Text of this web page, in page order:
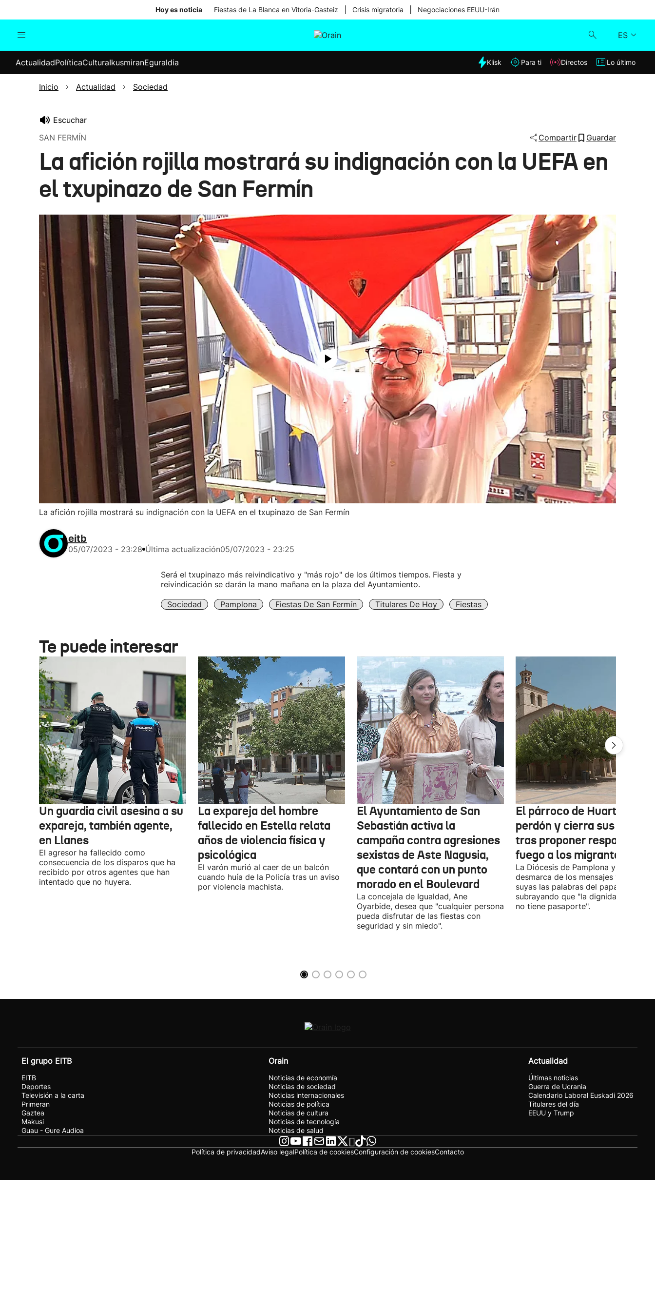
Hoy es noticia Fiestas de La Blanca en Vitoria-Gasteiz Crisis migratoria Negociaciones EEUU-Irán
ES
Internacional
Elecciones
Klisk
Lo último
ActualidadPolíticaCulturaIkusmiranEguraldia Klisk Para ti Directos Lo último
Inicio Actualidad Sociedad
Escuchar
SAN FERMÍN
Compartir Guardar
La afición rojilla mostrará su indignación con la UEFA en
el txupinazo de San Fermín
La afición rojilla mostrará su indignación con la UEFA en el txupinazo de San Fermín
eitb
05/07/2023 - 23:28 Última actualización05/07/2023 - 23:25
Será el txupinazo más reivindicativo y "más rojo" de los últimos tiempos. Fiesta y
reivindicación se darán la mano mañana en la plaza del Ayuntamiento.
Sociedad Pamplona Fiestas De San Fermín Titulares De Hoy Fiestas
Te puede interesar
Un guardia civil asesina a su
expareja, también agente,
en Llanes
El agresor ha fallecido como
consecuencia de los disparos que ha
recibido por otros agentes que han
intentado que no huyera.
La expareja del hombre
fallecido en Estella relata
años de violencia física y
psicológica
El varón murió al caer de un balcón
cuando huía de la Policía tras un aviso
por violencia machista.
El Ayuntamiento de San
Sebastián activa la
campaña contra agresiones
sexistas de Aste Nagusia,
que contará con un punto
morado en el Boulevard
La concejala de Igualdad, Ane
Oyarbide, desea que "cualquier persona
pueda disfrutar de las fiestas con
seguridad y sin miedo".
El párroco de Huarte pide
perdón y cierra sus redes
tras proponer responder
fuego a los migrantes
La Diócesis de Pamplona y Tudela se
desmarca de los mensajes y hace
suyas las palabras del papa
subrayando que "la dignidad humana
no tiene pasaporte".
El grupo EITB
EITB
Deportes
Televisión a la carta
Primeran
Gaztea
Makusi
Guau - Gure Audioa
Orain
Noticias de economía
Noticias de sociedad
Noticias internacionales
Noticias de política
Noticias de cultura
Noticias de tecnología
Noticias de salud
Actualidad
Últimas noticias
Guerra de Ucrania
Calendario Laboral Euskadi 2026
Titulares del día
EEUU y Trump
Política de privacidadAviso legalPolítica de cookiesConfiguración de cookiesContacto